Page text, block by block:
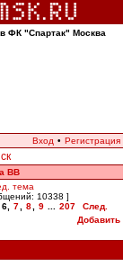
ФК "Спартак" Москва
Вход • Регистрация
ВВ
тема
10338 ]
6 7 8 9 207
След.
Добавить